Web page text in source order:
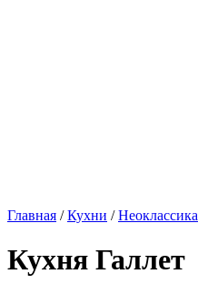
Главная /Кухни /Неоклассика
Кухня Галлет